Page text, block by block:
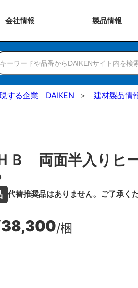
会社情報 製品情報
現する企業 DAIKEN 建材製品情
Ｂ 両面半入りヒ
代替推奨品はありません。ご了承くだ
/梱